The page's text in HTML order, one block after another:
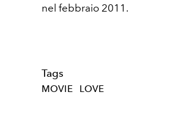
nel febbraio 2011.
Tags
MOVIE LOVE